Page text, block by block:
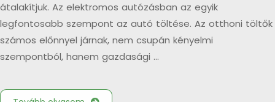
átalakítjuk. Az elektromos autózásban az egyik
legfontosabb szempont az autó töltése. Az otthoni töltők
számos előnnyel járnak, nem csupán kényelmi
szempontból, hanem gazdasági …